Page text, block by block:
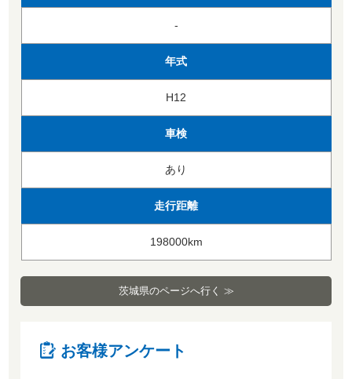
-
年式
H12
車検
あり
走行距離
198000km
茨城県のページへ行く ≫
お客様アンケート